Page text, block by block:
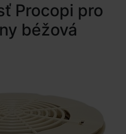
Procopi pro
béžová